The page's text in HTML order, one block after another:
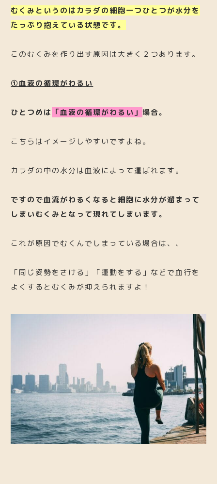
むくみというのはカラダの細胞一つひとつが水分を
たっぷり抱えている状態です。
このむくみを作り出す原因は大きく２つあります。
①血液の循環がわるい
ひとつめは 「血液の循環がわるい」場合。
こちらはイメージしやすいですよね。
カラダの中の水分は血液によって運ばれます。
ですので血流がわるくなると細胞に水分が溜まって
しまいむくみとなって現れてしまいます。
これが原因でむくんでしまっている場合は、、
「同じ姿勢をさける」「運動をする」などで血行を
よくするとむくみが抑えられますよ！